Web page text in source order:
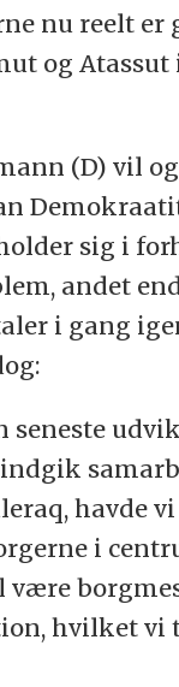
nu reelt er
og
(D) vil
sig i
andet
i gang
seneste
havde
i
være
hvilket vi